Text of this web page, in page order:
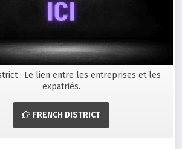
: Le lien entre les entreprises et les
expatriés.
FRENCH DISTRICT